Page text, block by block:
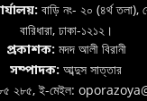
বাড়ি নং- ২০ (৪র্থ
বারিধারা, ঢাকা-১২১২।
প্রকাশক:মদদ আলী বিরানী
সম্পাদক: আব্দুস সাত্তার
২৮৫, ই-মেইল: